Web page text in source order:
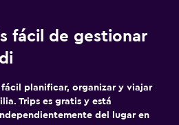
fácil de gestionar
fácil planificar, organizar y viajar
Trips es gratis y está
del lugar en